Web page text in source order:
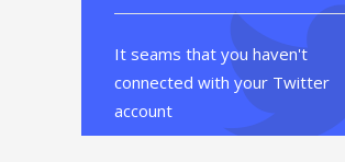
It seams that you haven't
connected with your Twitter
account